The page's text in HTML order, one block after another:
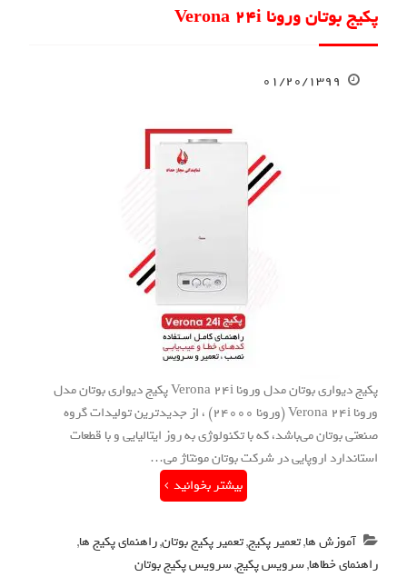
پکیج بوتان ورونا Verona 24i
۰۱/۲۰/۱۳۹۹
پکیج دیواری بوتان مدل ورونا Verona 24i پکیج دیواری بوتان مدل
ورونا Verona 24i (ورونا 24000) ، از جدیدترین تولیدات گروه
صنعتی بوتان می‌باشد، که با تکنولوژی به روز ایتالیایی و با قطعات
استاندارد اروپایی در شرکت بوتان مونتاژ می…
بیشتر بخوانید
آموزش ها,تعمیر پکیج,تعمیر پکیج بوتان,راهنمای پکیج ها,
راهنمای خطاها,سرویس پکیج,سرویس پکیج بوتان